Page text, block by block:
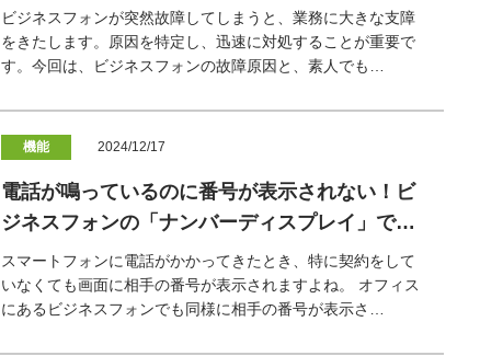
ビジネスフォンが突然故障してしまうと、業務に大きな支障
をきたします。原因を特定し、迅速に対処することが重要で
す。今回は、ビジネスフォンの故障原因と、素人でも…
機能 2024/12/17
電話が鳴っているのに番号が表示されない！ビ
ジネスフォンの「ナンバーディスプレイ」で…
スマートフォンに電話がかかってきたとき、特に契約をして
いなくても画面に相手の番号が表示されますよね。 オフィス
にあるビジネスフォンでも同様に相手の番号が表示さ…